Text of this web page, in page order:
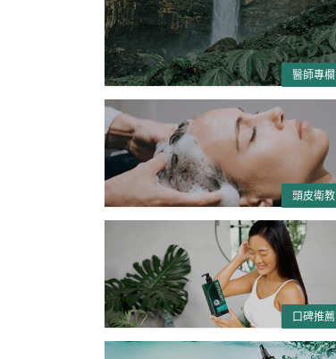
醫師專欄
頭皮衛教
口碑推薦